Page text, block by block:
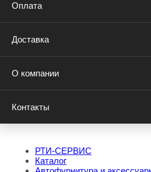
Оплата
Доставка
О компании
Контакты
РТИ-СЕРВИС
Каталог